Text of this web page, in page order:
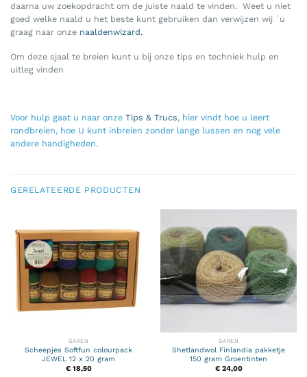
daarna uw zoekopdracht om de juiste naald te vinden. Weet u niet
goed welke naald u het beste kunt gebruiken dan verwijzen wij `u
graag naar onze naaldenwizard.
Om deze sjaal te breien kunt u bij onze tips en techniek hulp en
uitleg vinden
Voor hulp gaat u naar onze Tips & Trucs, hier vindt hoe u leert
rondbreien, hoe U kunt inbreien zonder lange lussen en nog vele
andere handigheden.
GERELATEERDE PRODUCTEN
GAREN
Scheepjes Softfun colourpack
JEWEL 12 x 20 gram
€18,50
GAREN
Shetlandwol Finlandia pakketje
150 gram Groentinten
€24,00